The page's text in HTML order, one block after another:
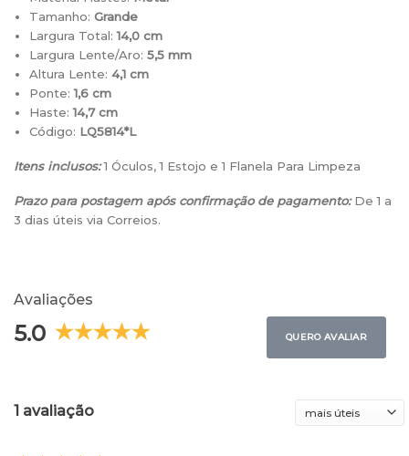
Tamanho:Grande
Largura Total:14,0 cm
Largura Lente/Aro:5,5 mm
Altura Lente:4,1 cm
Ponte:1,6 cm
Haste:14,7 cm
Código: LQ5814*L
Itens inclusos:1 Óculos, 1 Estojo e 1 Flanela Para Limpeza
Prazo para postagem após confirmação de pagamento:De 1 a
3 dias úteis via Correios.
Avaliações
5.0 QUERO AVALIAR
1 avaliação